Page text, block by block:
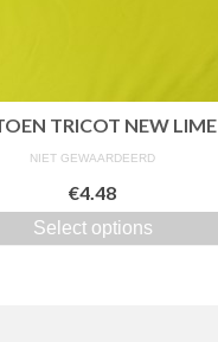
TRICOT NEW LIME
NIET GEWAARDEERD
€4.48
Select options